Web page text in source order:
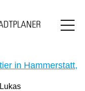
in Hammerstatt,
Lukas